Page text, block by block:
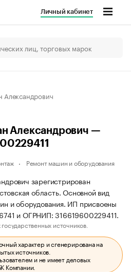
Личный кабинет
Александрович
Александрович —
Ремонт машин и оборудования
зарегистрирован
область. Основной вид
и оборудования. ИП присвоены
и ОГРНИП: 316619600229411.
источников.
характер и сгенерирована на
источников.
и не имеет деловых
Компании.